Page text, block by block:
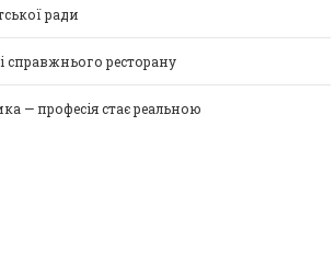
ради
справжнього ресторану
— професія стає реальною